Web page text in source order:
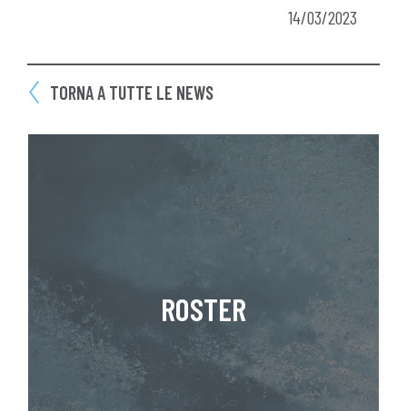
14/03/2023
TORNA A TUTTE LE NEWS
ROSTER